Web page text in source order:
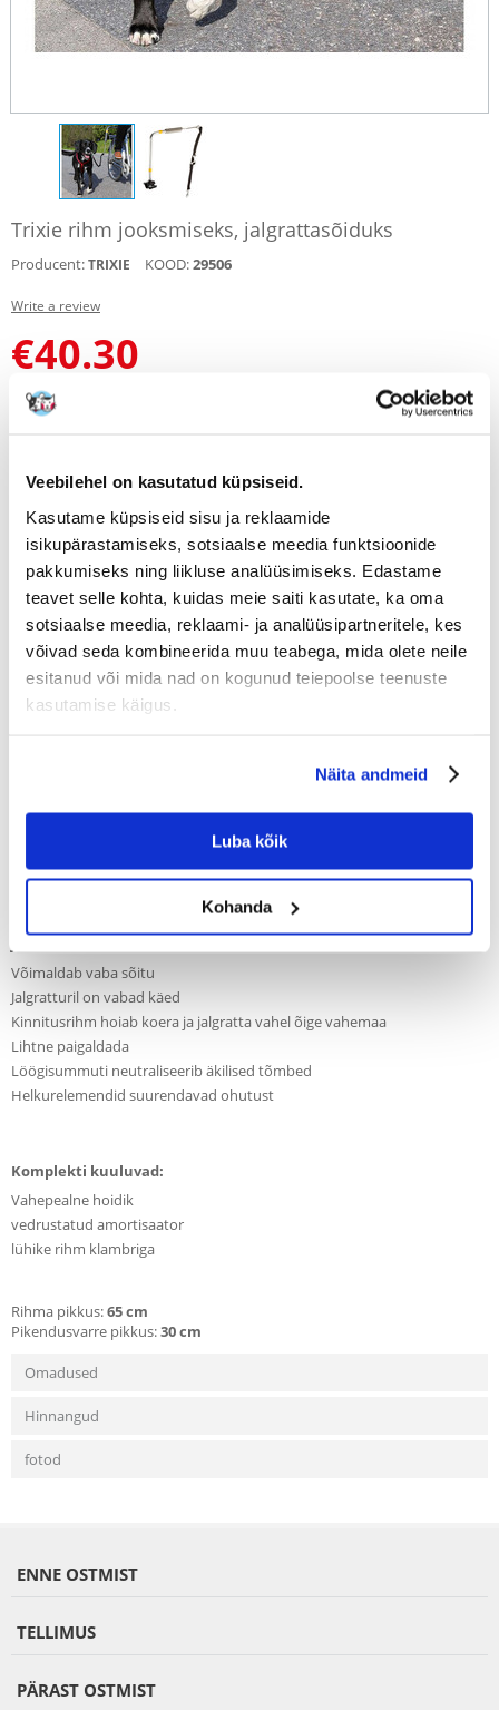
Veebilehel on kasutatud küpsiseid.
Kasutame küpsiseid sisu ja reklaamide
isikupärastamiseks, sotsiaalse meedia funktsioonide
pakkumiseks ning liikluse analüüsimiseks. Edastame
teavet selle kohta, kuidas meie saiti kasutate, ka oma
sotsiaalse meedia, reklaami- ja analüüsipartneritele, kes
võivad seda kombineerida muu teabega, mida olete neile
esitanud või mida nad on kogunud teiepoolse teenuste
kasutamise käigus.
Näita andmeid
Luba kõik
Kohanda
Trixie rihm jooksmiseks, jalgrattasõiduks
Producent:TRIXIE KOOD:29506
Write a review
€40.30
SAADAME 48 TUNNI JOOKSUL
Kirjeldus
Komplekt ühiste jalgrattamatkade jaoks koos koeraga. Võimaldab
ohutuid sõite ka pikkade vahemaade taha.
Väga lihtne kokkupanek tähendab, et igaüks saab selle komplekti oma
jalgratta külge kinnitada. Komplekt võimaldab teil koos koeraga
jalgrattaga sõita, ilma et peaksite rihma hoidma. See suurendab
turvalisust.
Rihm on valmistatud nailonist ning on vastupidav ja takerdumiskindel.
pimedal ajal ja halbades tingimustes sõitmisel. Komplekt on tugev ja
soliidne, mis koos amortisaatoriga võimaldab ratsutamist ka suurte
Komplektil on velcro-rihmad, mis on turvaelemendiks ja eraldavad
Võimaldab vaba sõitu
Jalgratturil on vabad käed
Kinnitusrihm hoiab koera ja jalgratta vahel õige vahemaa
Lihtne paigaldada
Löögisummuti neutraliseerib äkilised tõmbed
Helkurelemendid suurendavad ohutust
Komplekti kuuluvad:
Vahepealne hoidik
vedrustatud amortisaator
lühike rihm klambriga
Rihma pikkus:65 cm
Pikendusvarre pikkus:30 cm
Omadused
Hinnangud
fotod
ENNE OSTMIST
TELLIMUS
PÄRAST OSTMIST